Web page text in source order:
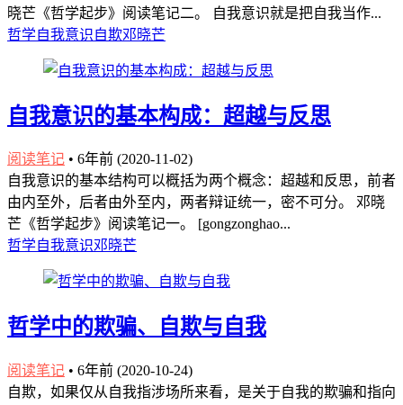
晓芒《哲学起步》阅读笔记二。 自我意识就是把自我当作...
哲学自我意识自欺邓晓芒
自我意识的基本构成：超越与反思
阅读笔记 • 6年前 (2020-11-02)
自我意识的基本结构可以概括为两个概念：超越和反思，前者
由内至外，后者由外至内，两者辩证统一，密不可分。 邓晓
芒《哲学起步》阅读笔记一。 [gongzonghao...
哲学自我意识邓晓芒
哲学中的欺骗、自欺与自我
阅读笔记 • 6年前 (2020-10-24)
自欺，如果仅从自我指涉场所来看，是关于自我的欺骗和指向